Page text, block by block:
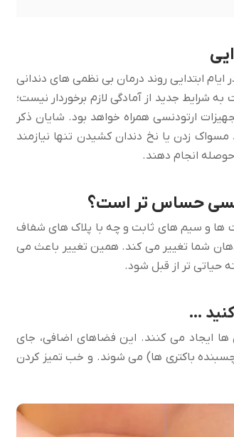
ابتدایی روند درمان بی نظمی های دندانی
شرایط جدید از آمادگی لازم برخوردار نیست؛
ارتودنسی همراه خواهد بود. شایان ذکر
زدن یا نخ دندان کشیدن تنها نیازمند
حوصله انجام دهند.
حساس تر است؟
ها و سیم های ثابت و چه با پلاک های شفاف
شما تغییر می کند. همین تغییر باعث می
حیاتی تر از قبل شود.
…
ایجاد می کنند. این فضاهای اضافی، جای
چسبنده باکتری ها) می شوند. و خب تمیز کردن